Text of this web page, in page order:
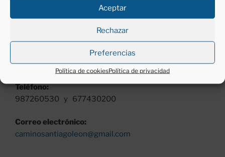
Aceptar
Rechazar
Preferencias
Política de cookiesPolítica de privacidad
Lunes a viernes (excepto festivos)
Mañanas, de 11 a 13 h.
Tardes, de 18 a 20 h.
Teléfono:
987260530 y 677430200
Correo electrónico:
caminosantiagoleon@gmail.com